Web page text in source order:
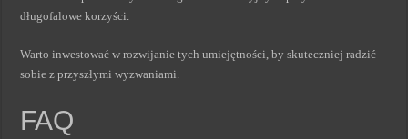
długofalowe korzyści.
Warto inwestować w rozwijanie tych umiejętności, by skuteczniej radzić
sobie z przyszłymi wyzwaniami.
FAQ